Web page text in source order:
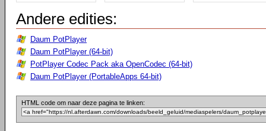
Andere edities:
Daum PotPlayer
Daum PotPlayer (64-bit)
PotPlayer Codec Pack aka OpenCodec (64-bit)
Daum PotPlayer (PortableApps 64-bit)
HTML code om naar deze pagina te linken: